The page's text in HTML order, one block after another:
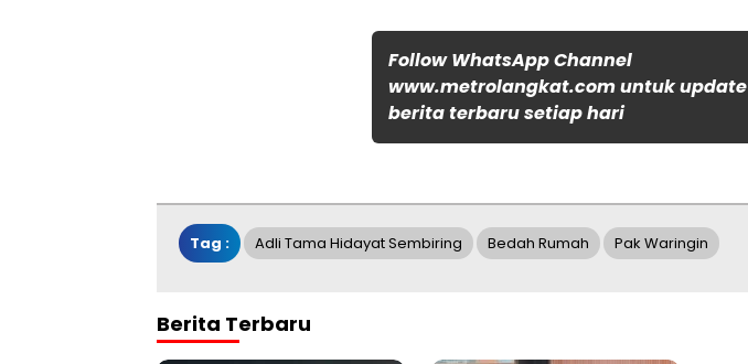
Follow WhatsApp Channel
www.metrolangkat.com untuk update
berita terbaru setiap hari
Tag : Adli Tama Hidayat Sembiring Bedah Rumah Pak Waringin
Berita Terbaru